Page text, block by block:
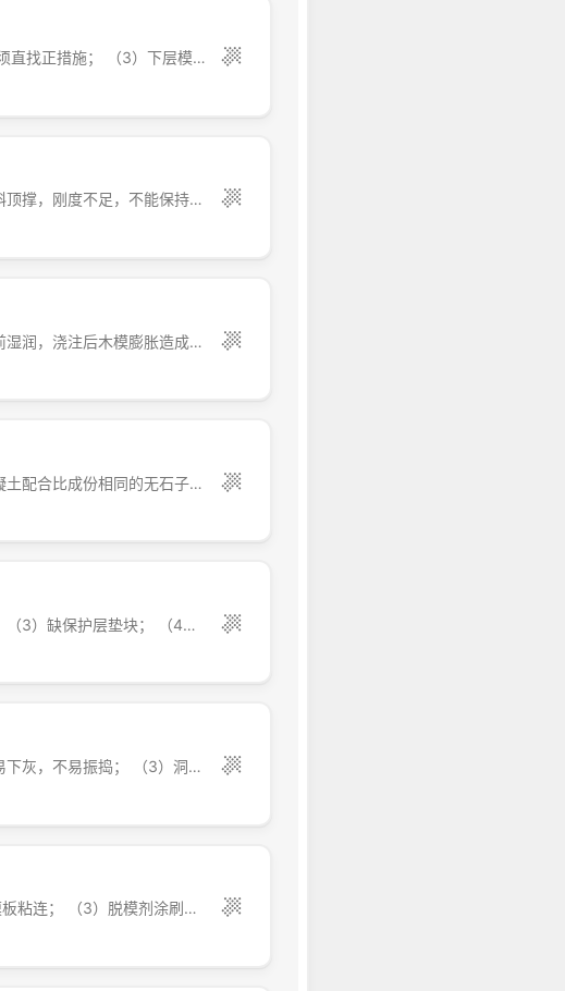
错台常见问题有： （1） 放线误差过大； （2）模板位移变形，支模时无须直找正措施； （3）下层模板顶部倾斜或涨模，上层模板纠正复位形成错台；
洞口变形常见问题有： （1）模内顶撑间太大，断面太小； （2）模内无斜顶撑，刚度不足，不能保持方正； （3）混凝土不对称浇注将模挤偏； （4）洞口模板与主体模板固定不好，造成相对移动
常见问题有： （1）模板设计未考虑防止拆模掉角因素； （2）木模未提前湿润，浇注后木模膨胀造成混凝土角拉裂； （3）模板缝不严，漏浆； （4）模板未涂刷隔离剂或涂刷不佳，造成拆模粘连； （5）拆模过早过猛，拆模方法及程序不当； （6）养护不好。 防治措施为： ...
常见问题有： （1）模板根部缝隙堵塞不严漏浆； （2）浇注前未下同混凝土配合比成份相同的无石子砂浆； （3）混凝土和易性差，水灰比过大石子沉底； （4）浇注高度过高，混凝土集中一处下料，混凝土高析或石子赶堆； （5）振捣不实； （6）模内清理不净、湿润不好。
常见问题有： （1）同“蜂窝”原因； （2）钢筋骨架加工不准，顶贴模板； （3）缺保护层垫块； （4）钢筋过密； （5）无钢筋定位措施、钢筋位移贴模。 防治措施为 ①浇筑混凝土前应检查钢筋及保护层垫块位置正确，木模板应充分湿润； ②钢筋密集时粗集料应...
常见问题有： （1）同蜂窝原因； （2）钢筋太密，混凝土骨料太粗，不易下灰，不易振捣； （3）洞口、坑底模板无排气口，混凝土内有气囊。 防治措施为： ①在钢筋密集处采用高一强度等级的细石混凝土，认真分层捣固或配以人工插捣； ②有预留孔洞处应从其两侧同时下料，认真振捣； ...
常见问题有： （1）同“蜂窝”原因； （2）模板清理不净，或拆模过早，模板粘连； （3）脱模剂涂刷不匀或漏刷； （4）木模未浇水湿润，混凝土表面脱水，起粉； （5）浇注时间过长，模板上挂灰过多不及时清理，造成面层不密实； （6）振捣时间不充分，气泡未排除。 防治措施为： ...